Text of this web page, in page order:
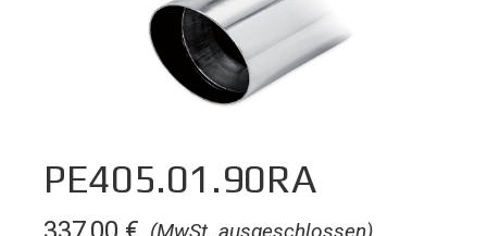
PE405.01.90RA
(MwSt. ausgeschlossen)